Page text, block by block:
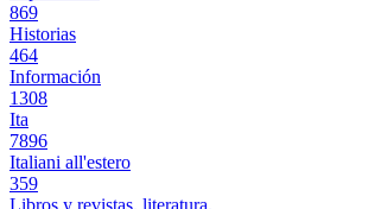
869
Historias
464
Información
1308
Ita
7896
Italiani all'estero
359